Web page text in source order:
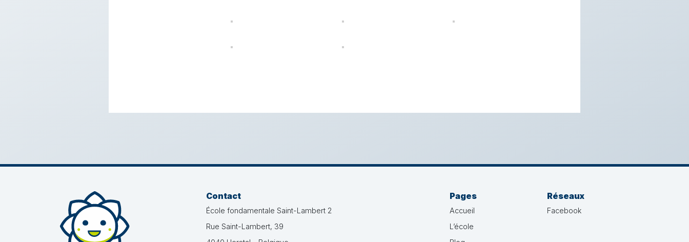
Contact
École fondamentale Saint-Lambert 2
Rue Saint-Lambert, 39
Pages
Accueil
L’école
Réseaux
Facebook